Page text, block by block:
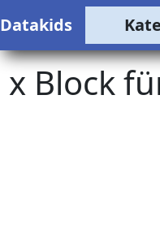
Datakids
x Block